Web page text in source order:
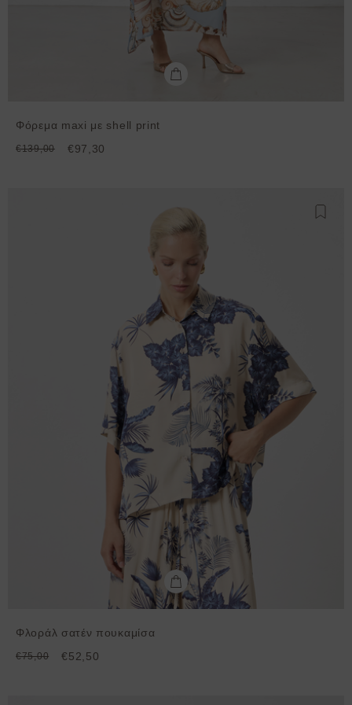
Φόρεμα maxi με shell print
€139,00 €97,30
Φλοράλ σατέν πουκαμίσα
€75,00 €52,50